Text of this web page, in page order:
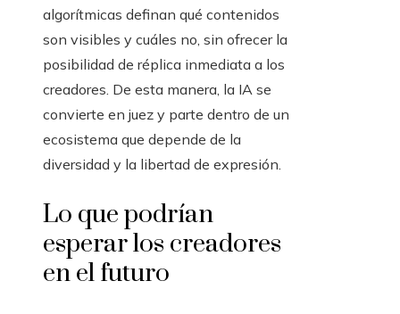
algorítmicas definan qué contenidos
son visibles y cuáles no, sin ofrecer la
posibilidad de réplica inmediata a los
creadores. De esta manera, la IA se
convierte en juez y parte dentro de un
ecosistema que depende de la
diversidad y la libertad de expresión.
Lo que podrían
esperar los creadores
en el futuro